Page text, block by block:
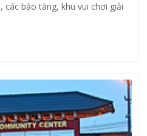
bảo tàng, khu vui chơi giải